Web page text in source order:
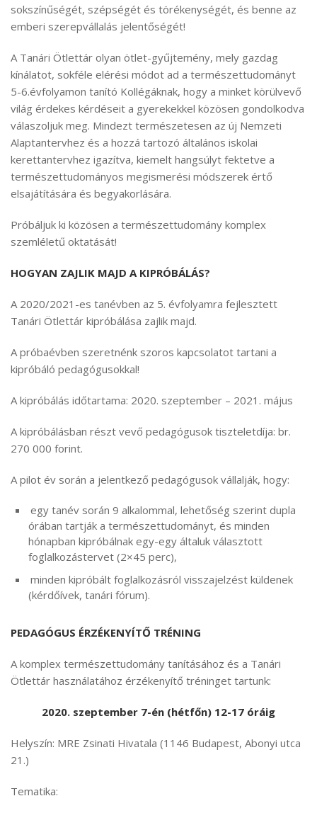
sokszínűségét, szépségét és törékenységét, és benne az
emberi szerepvállalás jelentőségét!
A Tanári Ötlettár olyan ötlet-gyűjtemény, mely gazdag
kínálatot, sokféle elérési módot ad a természettudományt
5-6.évfolyamon tanító Kollégáknak, hogy a minket körülvevő
világ érdekes kérdéseit a gyerekekkel közösen gondolkodva
válaszoljuk meg. Mindezt természetesen az új Nemzeti
Alaptantervhez és a hozzá tartozó általános iskolai
kerettantervhez igazítva, kiemelt hangsúlyt fektetve a
természettudományos megismerési módszerek értő
elsajátítására és begyakorlására.
Próbáljuk ki közösen a természettudomány komplex
szemléletű oktatását!
HOGYAN ZAJLIK MAJD A KIPRÓBÁLÁS?
A 2020/2021-es tanévben az 5. évfolyamra fejlesztett
Tanári Ötlettár kipróbálása zajlik majd.
A próbaévben szeretnénk szoros kapcsolatot tartani a
kipróbáló pedagógusokkal!
A kipróbálás időtartama: 2020. szeptember – 2021. május
A kipróbálásban részt vevő pedagógusok tiszteletdíja: br.
270 000 forint.
A pilot év során a jelentkező pedagógusok vállalják, hogy:
egy tanév során 9 alkalommal, lehetőség szerint dupla
órában tartják a természettudományt, és minden
hónapban kipróbálnak egy-egy általuk választott
foglalkozástervet (2×45 perc),
minden kipróbált foglalkozásról visszajelzést küldenek
(kérdőívek, tanári fórum).
PEDAGÓGUS ÉRZÉKENYÍTŐ TRÉNING
A komplex természettudomány tanításához és a Tanári
Ötlettár használatához érzékenyítő tréninget tartunk:
2020. szeptember 7-én (hétfőn) 12-17 óráig
Helyszín: MRE Zsinati Hivatala (1146 Budapest, Abonyi utca
21.)
Tematika: